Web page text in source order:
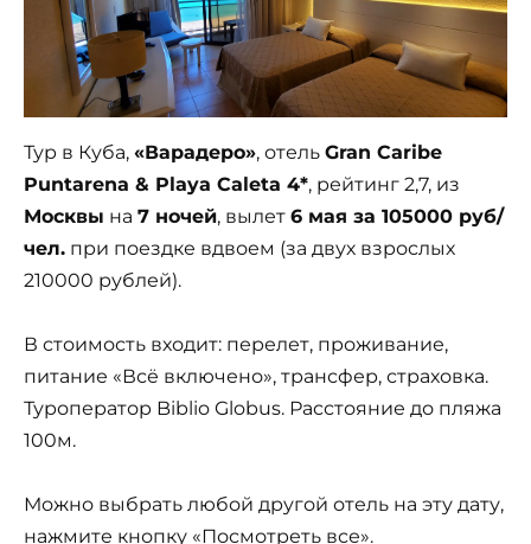
Тур в Куба, «Варадеро», отель Gran Caribe
Puntarena & Playa Caleta 4*, рейтинг 2,7, из
Москвы на 7 ночей, вылет 6 мая за 105000 руб/
чел. при поездке вдвоем (за двух взрослых
210000 рублей).
В стоимость входит: перелет, проживание,
питание «Всё включено», трансфер, страховка.
Туроператор Biblio Globus. Расстояние до пляжа
100м.
Можно выбрать любой другой отель на эту дату,
нажмите кнопку «Посмотреть все».